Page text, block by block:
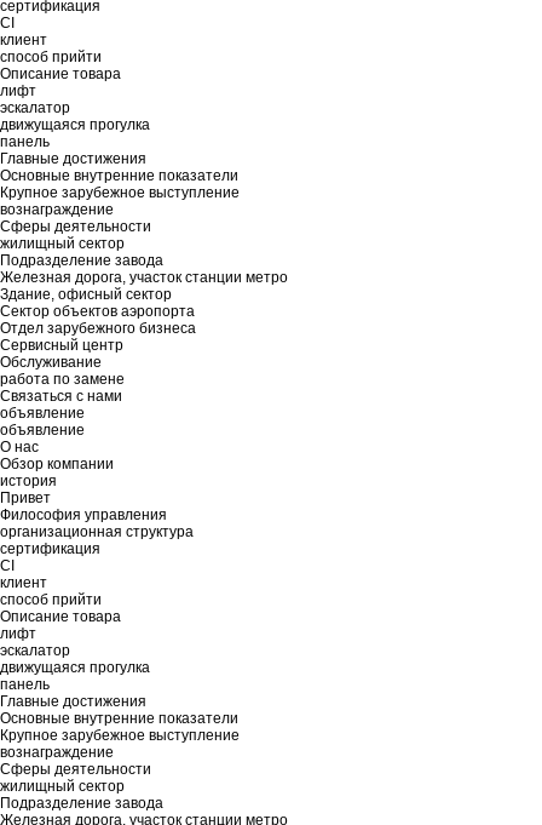
сертификация
CI
клиент
способ прийти
Описание товара
лифт
эскалатор
движущаяся прогулка
панель
Главные достижения
Основные внутренние показатели
Крупное зарубежное выступление
вознаграждение
Сферы деятельности
жилищный сектор
Подразделение завода
Железная дорога, участок станции метро
Здание, офисный сектор
Сектор объектов аэропорта
Отдел зарубежного бизнеса
Сервисный центр
Обслуживание
работа по замене
Связаться с нами
объявление
объявление
О нас
Обзор компании
история
Привет
Философия управления
организационная структура
сертификация
CI
клиент
способ прийти
Описание товара
лифт
эскалатор
движущаяся прогулка
панель
Главные достижения
Основные внутренние показатели
Крупное зарубежное выступление
вознаграждение
Сферы деятельности
жилищный сектор
Подразделение завода
Железная дорога, участок станции метро